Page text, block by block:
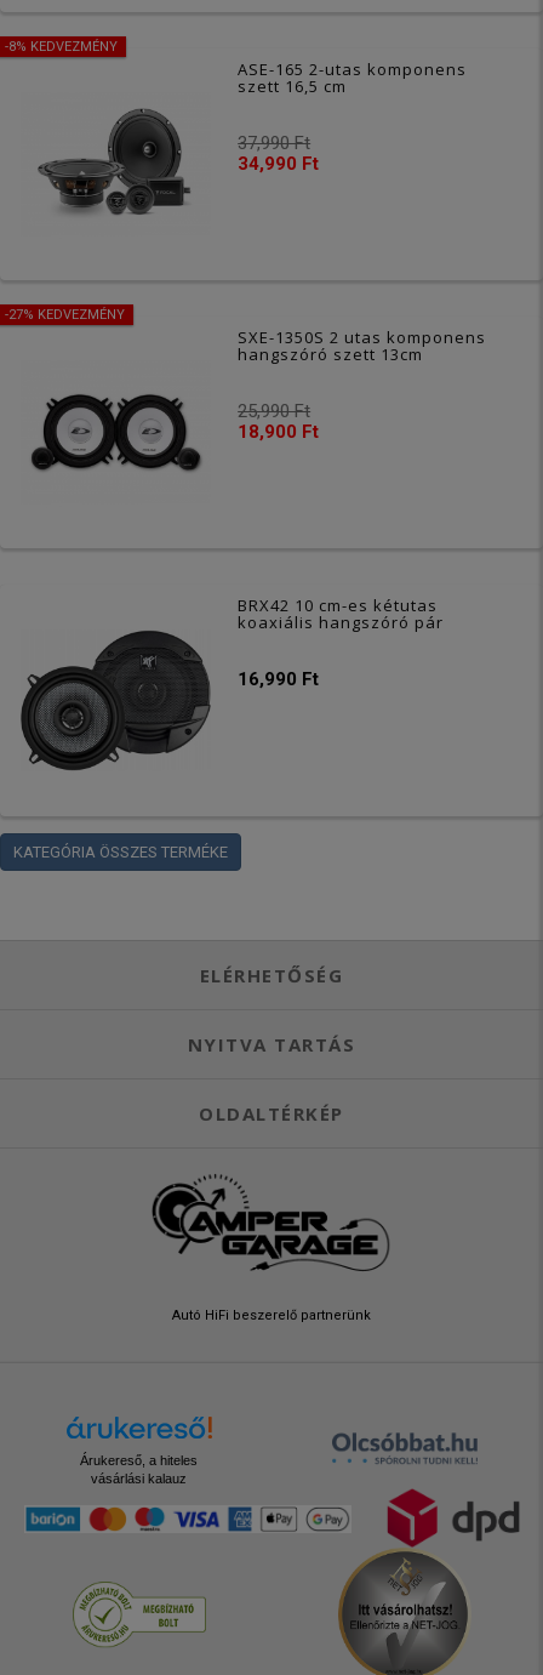
-8% KEDVEZMÉNY
ASE-165 2-utas komponens
szett 16,5 cm
37,990 Ft
34,990 Ft
-27% KEDVEZMÉNY
SXE-1350S 2 utas komponens
hangszóró szett 13cm
25,990 Ft
18,900 Ft
BRX42 10 cm-es kétutas
koaxiális hangszóró pár
16,990 Ft
KATEGÓRIA ÖSSZES TERMÉKE
ELÉRHETŐSÉG
NYITVA TARTÁS
OLDALTÉRKÉP
Autó HiFi beszerelő partnerünk
Árukereső, a hiteles
vásárlási kalauz